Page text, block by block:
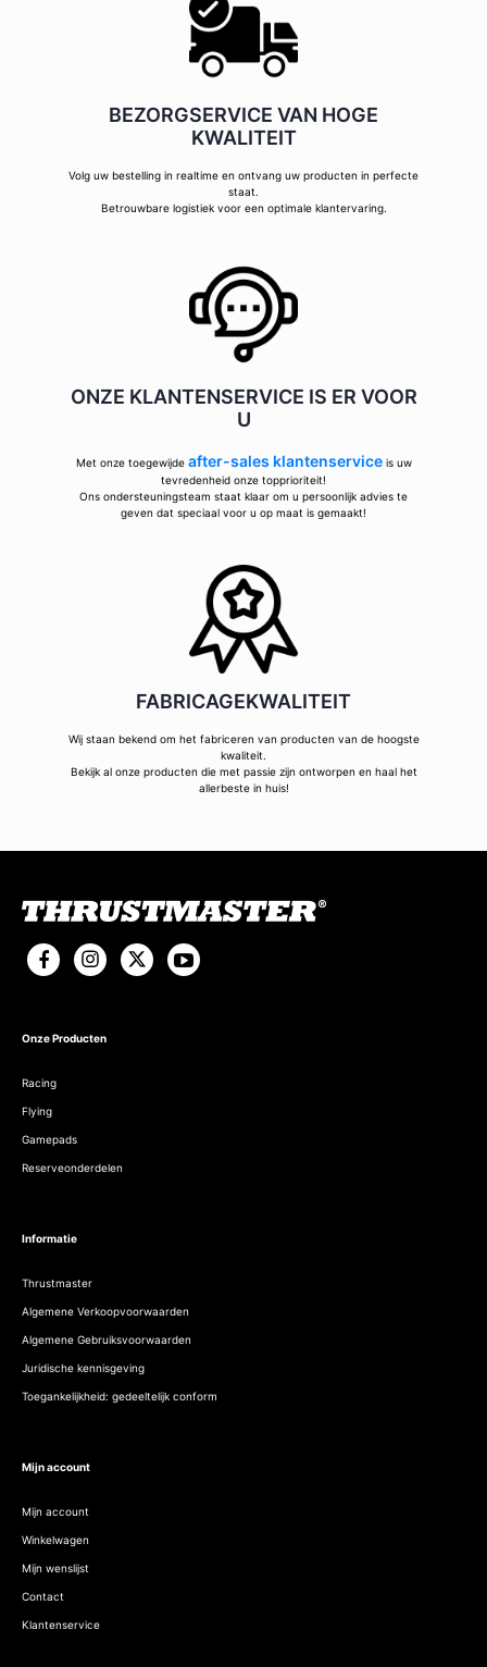
BEZORGSERVICE VAN HOGE
KWALITEIT
Volg uw bestelling in realtime en ontvang uw producten in perfecte
staat.
Betrouwbare logistiek voor een optimale klantervaring.
ONZE KLANTENSERVICE IS ER VOOR
U
Met onze toegewijde after-sales klantenserviceis uw
tevredenheid onze topprioriteit!
Ons ondersteuningsteam staat klaar om u persoonlijk advies te
geven dat speciaal voor u op maat is gemaakt!
FABRICAGEKWALITEIT
Wij staan bekend om het fabriceren van producten van de hoogste
kwaliteit.
Bekijk al onze producten die met passie zijn ontworpen en haal het
allerbeste in huis!
Onze Producten
Racing
Flying
Gamepads
Reserveonderdelen
Informatie
Thrustmaster
Algemene Verkoopvoorwaarden
Algemene Gebruiksvoorwaarden
Juridische kennisgeving
Toegankelijkheid: gedeeltelijk conform
Mijn account
Mijn account
Winkelwagen
Mijn wenslijst
Contact
Klantenservice